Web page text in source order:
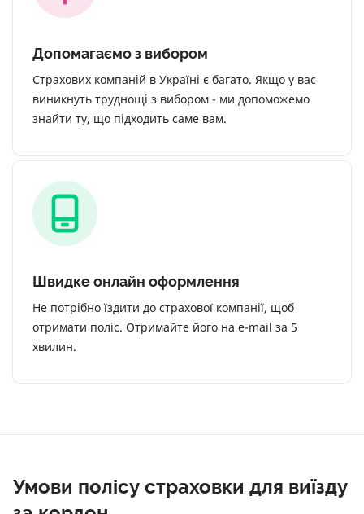
Допомагаємо з вибором
Страхових компаній в Україні є багато. Якщо у вас
виникнуть труднощі з вибором - ми допоможемо
знайти ту, що підходить саме вам.
Швидке онлайн оформлення
Не потрібно їздити до страхової компанії, щоб
отримати поліс. Отримайте його на e-mail за 5
хвилин.
Умови полісу страховки для виїзду